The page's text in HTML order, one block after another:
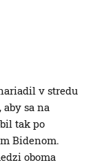
v stredu
sa na
tak po
Bidenom.
oboma